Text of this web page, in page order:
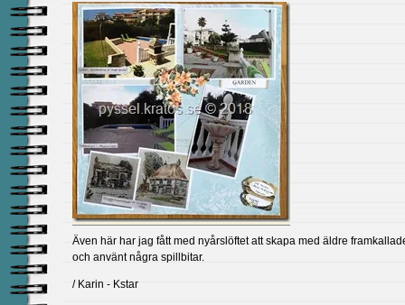
Även här har jag fått med nyårslöftet att skapa med äldre
och använt några spillbitar.
/ Karin - Kstar